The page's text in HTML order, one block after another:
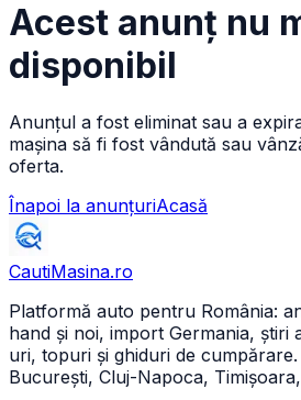
Acest anunț nu
disponibil
Anunțul a fost eliminat sau a
mașina să fi fost vândută sau
oferta.
Înapoi la anunțuriAcasă
CautiMasina.ro
Platformă auto pentru România:
hand și noi, import Germania, știri
uri, topuri și ghiduri de
București, Cluj-Napoca,